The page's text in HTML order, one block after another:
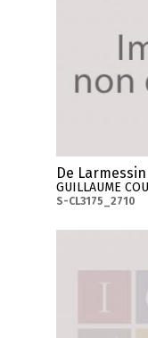
De
GUILLAUME
S-CL3175_2710